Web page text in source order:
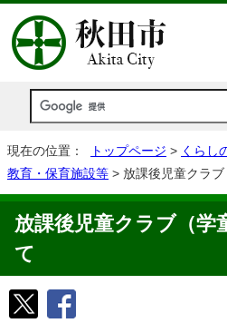
現在の位置： トップページ > くらし
教育・保育施設等 > 放課後児童クラ
放課後児童クラブ（学
て